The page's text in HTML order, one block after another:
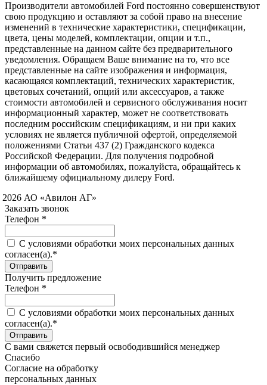
Производители автомобилей Ford постоянно совершенствуют
свою продукцию и оставляют за собой право на внесение
изменений в технические характеристики, спецификации,
цвета, цены моделей, комплектации, опции и т.п.,
представленные на данном сайте без предварительного
уведомления. Обращаем Ваше внимание на то, что все
представленные на сайте изображения и информация,
касающаяся комплектаций, технических характеристик,
цветовых сочетаний, опций или аксессуаров, а также
стоимости автомобилей и сервисного обслуживания носит
информационный характер, может не соответствовать
последним российским спецификациям, и ни при каких
условиях не является публичной офертой, определяемой
положениями Статьи 437 (2) Гражданского кодекса
Российской Федерации. Для получения подробной
информации об автомобилях, пожалуйста, обращайтесь к
ближайшему официальному дилеру Ford.
АО «Авилон АГ»
Заказать звонок
Телефон *
C условиями обработки моих персональных данных
согласен(а).*
Получить предложение
Телефон *
C условиями обработки моих персональных данных
согласен(а).*
С вами свяжется первый освободившийся менеджер
Спасибо
Согласие на обработку
персональных данных